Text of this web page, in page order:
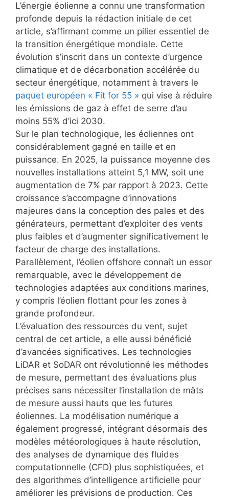
L’énergie éolienne a connu une transformation
profonde depuis la rédaction initiale de cet
article, s’affirmant comme un pilier essentiel de
la transition énergétique mondiale. Cette
évolution s’inscrit dans un contexte d’urgence
climatique et de décarbonation accélérée du
secteur énergétique, notamment à travers le
paquet européen « Fit for 55 » qui vise à réduire
les émissions de gaz à effet de serre d’au
moins 55% d’ici 2030.
Sur le plan technologique, les éoliennes ont
considérablement gagné en taille et en
puissance. En 2025, la puissance moyenne des
nouvelles installations atteint 5,1 MW, soit une
augmentation de 7% par rapport à 2023. Cette
croissance s’accompagne d’innovations
majeures dans la conception des pales et des
générateurs, permettant d’exploiter des vents
plus faibles et d’augmenter significativement le
facteur de charge des installations.
Parallèlement, l’éolien offshore connaît un essor
remarquable, avec le développement de
technologies adaptées aux conditions marines,
y compris l’éolien flottant pour les zones à
grande profondeur.
L’évaluation des ressources du vent, sujet
central de cet article, a elle aussi bénéficié
d’avancées significatives. Les technologies
LiDAR et SoDAR ont révolutionné les méthodes
de mesure, permettant des évaluations plus
précises sans nécessiter l’installation de mâts
de mesure aussi hauts que les futures
éoliennes. La modélisation numérique a
également progressé, intégrant désormais des
modèles météorologiques à haute résolution,
des analyses de dynamique des fluides
computationnelle (CFD) plus sophistiquées, et
des algorithmes d’intelligence artificielle pour
améliorer les prévisions de production. Ces